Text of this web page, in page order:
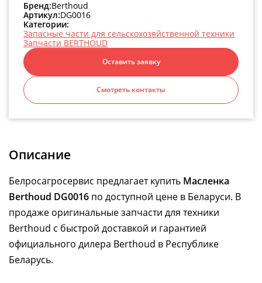
Бренд:Berthoud
Артикул:DG0016
Категории:
Запасные части для сельскохозяйственной техники
Запчасти BERTHOUD
Оставить заявку
Смотреть контакты
Описание
Белросагросервис предлагает купить Масленка
Berthoud DG0016 по доступной цене в Беларуси. В
продаже оригинальные запчасти для техники
Berthoud с быстрой доставкой и гарантией
официального дилера Berthoud в Республике
Беларусь.